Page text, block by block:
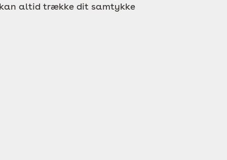
altid trække dit samtykke